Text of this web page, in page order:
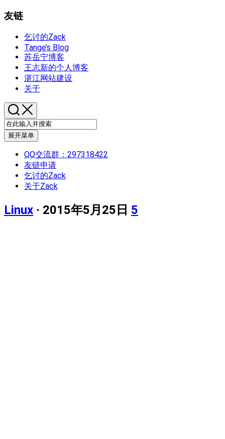
友链
乞讨的Zack
Tange’s Blog
苏岳宁博客
王志新的个人博客
湛江网站建设
关于
展开菜单
QQ交流群：297318422
友链申请
乞讨的Zack
关于Zack
Linux · 2015年5月25日 5